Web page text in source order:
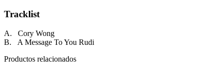
Tracklist
A. Cory Wong
B. A Message To You Rudi
Productos relacionados